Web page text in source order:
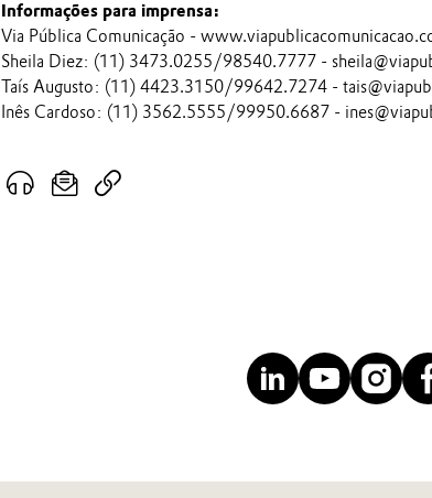
Informações para imprensa:
Via Pública Comunicação -
Sheila Diez: (11) 3473.0255/98540.7777 -
Taís Augusto: (11) 4423.3150/99642.7274 -
Inês Cardoso: (11) 3562.5555/99950.6687 -